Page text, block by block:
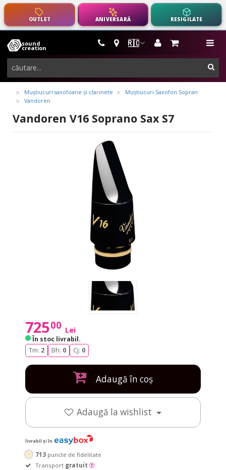
OUTLET ANIVERSARĂ RESIGILATE
🇷🇴
sound
creation
instrumente
muzicale,
echipamente
pro-
audio
Muștiucuri saxofoane și clarinete
Muștiucuri Saxofon Sopran
Vandoren
Vandoren V16 Soprano Sax S7
72500 Lei
În stoc livrabil.
Tm: 2 Bh: 0 Cj: 0
Adaugă în coș
Adaugă la wishlist
livrabil și în
713 puncte de fidelitate
Transport gratuit